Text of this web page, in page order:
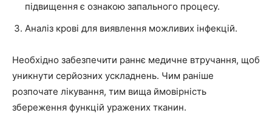
підвищення є ознакою запального процесу.
Аналіз крові для виявлення можливих інфекцій.
Необхідно забезпечити раннє медичне втручання, щоб
уникнути серйозних ускладнень. Чим раніше
розпочате лікування, тим вища ймовірність
збереження функцій уражених тканин.